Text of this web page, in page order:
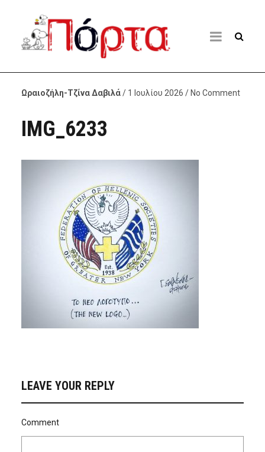
Ωραιοζήλη-Τζίνα Δαβιλά/ 1 Ιουλίου 2026 / No Comment
IMG_6233
LEAVE YOUR REPLY
Comment